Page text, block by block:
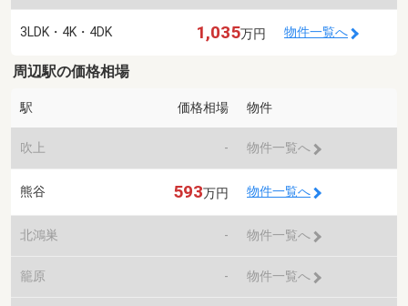
3LDK・4K・4DK 1,035万円 物件一覧へ
周辺駅の価格相場
駅 価格相場 物件
吹上 - 物件一覧へ
熊谷 593万円 物件一覧へ
北鴻巣 - 物件一覧へ
籠原 - 物件一覧へ